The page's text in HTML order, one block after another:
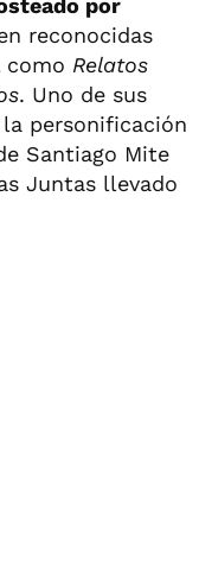
reconocidas
como Relatos
. Uno de sus
personificación
Santiago Mite
Juntas llevado